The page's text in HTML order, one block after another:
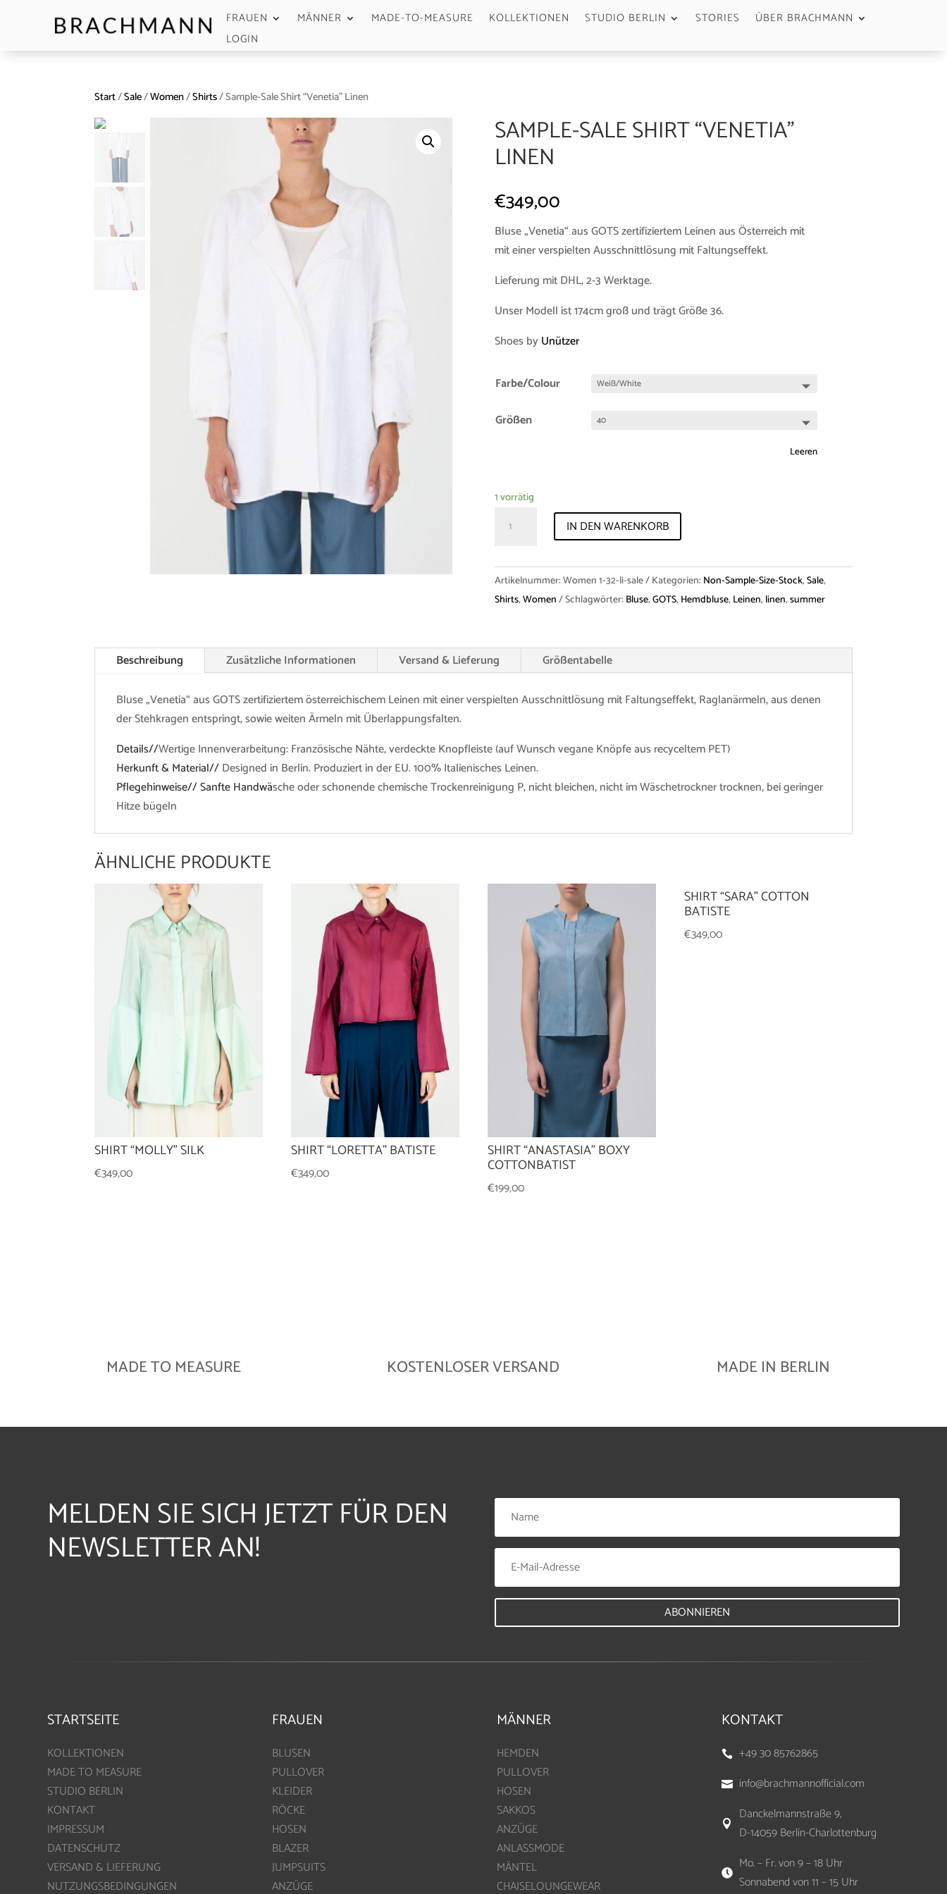
FRAUEN MÄNNER MADE-TO-MEASURE KOLLEKTIONEN STUDIO BERLIN STORIES
ÜBER BRACHMANN
LOGIN
Start/Sale/Women/Shirts/ Sample-Sale Shirt “Venetia” Linen
SAMPLE-SALE SHIRT “VENETIA”
LINEN
€349,00
Bluse „Venetia“ aus GOTS zertifiziertem Leinen aus Österreich mit
mit einer verspielten Ausschnittlösung mit Faltungseffekt.
Lieferung mit DHL, 2-3 Werktage.
Unser Modell ist 174cm groß und trägt Größe 36.
Shoes byUnützer
Farbe/Colour
Größen
Leeren
1 vorrätig
Sale
"Venetia"
Linen
IN DEN WARENKORB
Artikelnummer:Women 1-32-li-sale Kategorien: Non-Sample-Size-Stock,Sale,
Shirts,Women Schlagwörter: Bluse,GOTS, Hemdbluse, Leinen, linen,summer
Beschreibung Zusätzliche Informationen Versand & Lieferung Größentabelle
Bluse „Venetia“ aus GOTS zertifiziertem österreichischem Leinen mit einer verspielten Ausschnittlösung mit Faltungseffekt, Raglanärmeln, aus denen
der Stehkragen entspringt, sowie weiten Ärmeln mit Überlappungsfalten.
Details//Wertige Innenverarbeitung: Französische Nähte, verdeckte Knopfleiste (auf Wunsch vegane Knöpfe aus recyceltem PET)
Herkunft & Material//Designed in Berlin. Produziert in der EU. 100% Italienisches Leinen.
Pflegehinweise// Sanfte Handwäsche oder schonende chemische Trockenreinigung P, nicht bleichen, nicht im Wäschetrockner trocknen, bei geringer
Hitze bügeln
ÄHNLICHE PRODUKTE
SHIRT “MOLLY” SILK
€349,00
SHIRT “LORETTA” BATISTE
€349,00
SHIRT “ANASTASIA” BOXY
COTTONBATIST
€199,00
SHIRT “SARA” COTTON
BATISTE
€349,00
MADE TO MEASURE KOSTENLOSER VERSAND MADE IN BERLIN
MELDEN SIE SICH JETZT FÜR DEN
NEWSLETTER AN!
ABONNIEREN
STARTSEITE
KOLLEKTIONEN
MADE TO MEASURE
STUDIO BERLIN
KONTAKT
IMPRESSUM
DATENSCHUTZ
VERSAND & LIEFERUNG
NUTZUNGSBEDINGUNGEN
FRAUEN
BLUSEN
PULLOVER
KLEIDER
RÖCKE
HOSEN
BLAZER
JUMPSUITS
ANZÜGE
MÄNNER
HEMDEN
PULLOVER
HOSEN
SAKKOS
ANZÜGE
ANLASSMODE
MÄNTEL
CHAISELOUNGEWEAR
KONTAKT
 +49 30 85762865
 info@brachmannofficial.com

Danckelmannstraße 9,
D-14059 Berlin-Charlottenburg

Mo. – Fr. von 9 – 18 Uhr
Sonnabend von 11 – 15 Uhr